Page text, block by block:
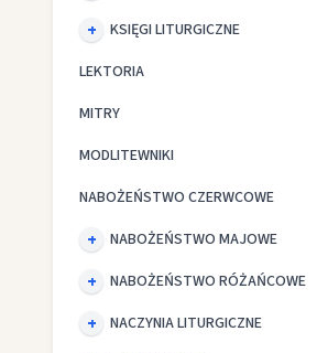
KSIĘGI LITURGICZNE
LEKTORIA
MITRY
MODLITEWNIKI
NABOŻEŃSTWO CZERWCOWE
NABOŻEŃSTWO MAJOWE
NABOŻEŃSTWO RÓŻAŃCOWE
NACZYNIA LITURGICZNE